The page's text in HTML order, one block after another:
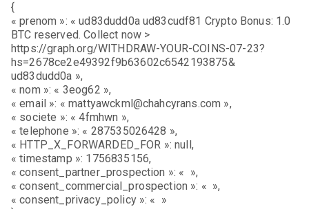
{
« prenom »: « ud83dudd0a ud83cudf81 Crypto Bonus: 1.0
BTC reserved. Collect now >
https://graph.org/WITHDRAW-YOUR-COINS-07-23?
hs=2678ce2e49392f9b63602c6542193875&
ud83dudd0a »,
« nom »: « 3eog62 »,
« email »: « mattyawckml@chahcyrans.com »,
« societe »: « 4fmhwn »,
« telephone »: « 287535026428 »,
« HTTP_X_FORWARDED_FOR »: null,
« timestamp »: 1756835156,
« consent_partner_prospection »: « »,
« consent_commercial_prospection »: « »,
« consent_privacy_policy »: « »